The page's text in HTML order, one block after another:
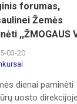
forumas,
Žemės
,,ŽMOGAUS
03-20
dienai paminėti
uosto direkcijoje